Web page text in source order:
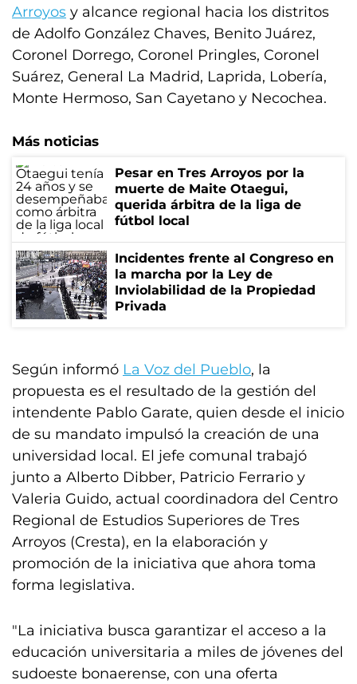
Arroyos y alcance regional hacia los distritos
de Adolfo González Chaves, Benito Juárez,
Coronel Dorrego, Coronel Pringles, Coronel
Suárez, General La Madrid, Laprida, Lobería,
Monte Hermoso, San Cayetano y Necochea.
Más noticias
Pesar en Tres Arroyos por la
muerte de Maite Otaegui,
querida árbitra de la liga de
fútbol local
Incidentes frente al Congreso en
la marcha por la Ley de
Inviolabilidad de la Propiedad
Privada
Según informó La Voz del Pueblo, la
propuesta es el resultado de la gestión del
intendente Pablo Garate, quien desde el inicio
de su mandato impulsó la creación de una
universidad local. El jefe comunal trabajó
junto a Alberto Dibber, Patricio Ferrario y
Valeria Guido, actual coordinadora del Centro
Regional de Estudios Superiores de Tres
Arroyos (Cresta), en la elaboración y
promoción de la iniciativa que ahora toma
forma legislativa.
"La iniciativa busca garantizar el acceso a la
educación universitaria a miles de jóvenes del
sudoeste bonaerense, con una oferta